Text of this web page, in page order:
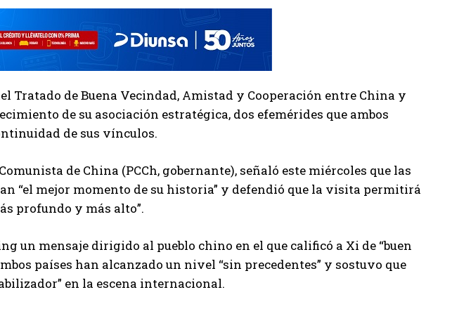
Tratado de Buena Vecindad, Amistad y Cooperación entre China y
de su asociación estratégica, dos efemérides que ambos
de sus vínculos.
de China (PCCh, gobernante), señaló este miércoles que las
“el mejor momento de su historia” y defendió que la visita permitirá
profundo y más alto”.
un mensaje dirigido al pueblo chino en el que calificó a Xi de “buen
países han alcanzado un nivel “sin precedentes” y sostuvo que
en la escena internacional.